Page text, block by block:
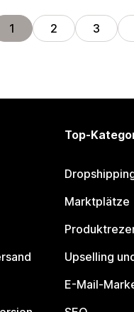
1 2 3
Top-
Marktplätze
Upselling
E-Mail-